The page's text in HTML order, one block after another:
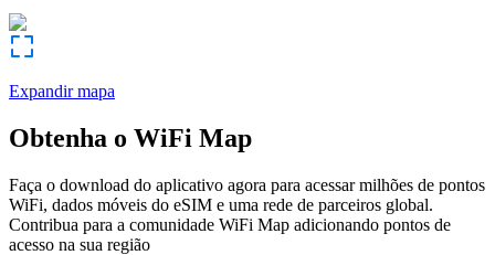
Expandir mapa
Obtenha o WiFi Map
Faça o download do aplicativo agora para acessar milhões de pontos
WiFi, dados móveis do eSIM e uma rede de parceiros global.
Contribua para a comunidade WiFi Map adicionando pontos de
acesso na sua região